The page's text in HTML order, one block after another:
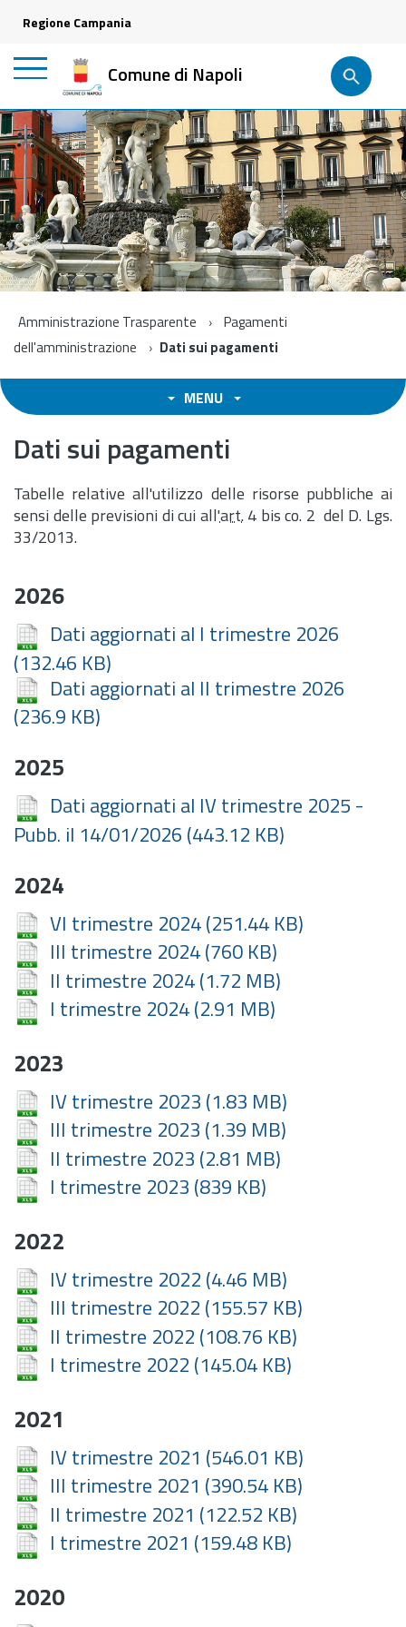
Regione Campania
Comune di Napoli
Amministrazione Trasparente
Pagamenti
dell'amministrazione
Dati sui pagamenti
MENU
Dati sui pagamenti
Tabelle relative all'utilizzo delle risorse pubbliche ai
sensi delle previsioni di cui all'art. 4 bis co. 2 del D. Lgs.
33/2013.
2026
Dati aggiornati al I trimestre 2026
(132.46 KB)
Dati aggiornati al II trimestre 2026
(236.9 KB)
2025
Dati aggiornati al IV trimestre 2025 -
Pubb. il 14/01/2026 (443.12 KB)
2024
VI trimestre 2024(251.44 KB)
III trimestre 2024(760 KB)
II trimestre 2024(1.72 MB)
I trimestre 2024(2.91 MB)
2023
IV trimestre 2023 (1.83 MB)
III trimestre 2023 (1.39 MB)
II trimestre 2023 (2.81 MB)
I trimestre 2023 (839 KB)
2022
IV trimestre 2022 (4.46 MB)
III trimestre 2022 (155.57 KB)
II trimestre 2022 (108.76 KB)
I trimestre 2022 (145.04 KB)
2021
IV trimestre 2021 (546.01 KB)
III trimestre 2021 (390.54 KB)
II trimestre 2021 (122.52 KB)
I trimestre 2021 (159.48 KB)
2020